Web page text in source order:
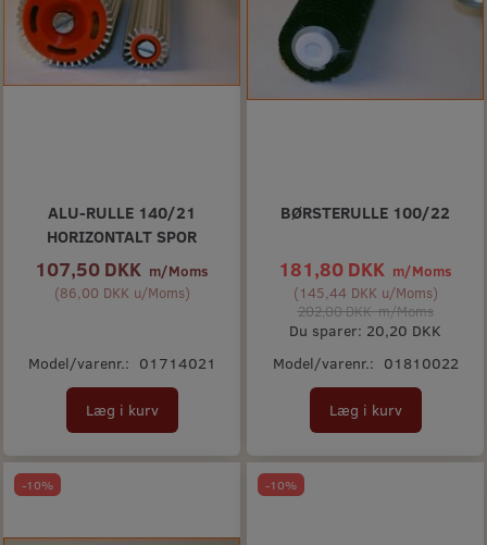
ALU-RULLE 140/21
HORIZONTALT SPOR
107,50 DKK m/Moms
(86,00 DKK u/Moms)
Model/varenr.: 01714021
Læg i kurv
BØRSTERULLE 100/22
181,80 DKK m/Moms
(145,44 DKK u/Moms)
202,00 DKKm/Moms
Du sparer: 20,20 DKK
Model/varenr.: 01810022
Læg i kurv
-10% -10%